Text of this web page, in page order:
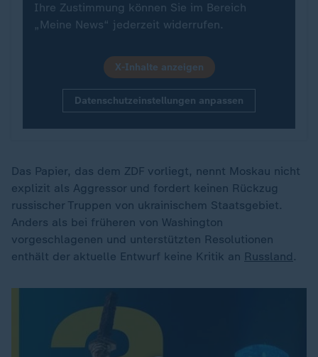
Ihre Zustimmung können Sie im Bereich
„Meine News“ jederzeit widerrufen.
X-Inhalte anzeigen
Datenschutzeinstellungen anpassen
Das Papier, das dem ZDF vorliegt, nennt Moskau nicht
explizit als Aggressor und fordert keinen Rückzug
russischer Truppen von ukrainischem Staatsgebiet.
Anders als bei früheren von Washington
vorgeschlagenen und unterstützten Resolutionen
enthält der aktuelle Entwurf keine Kritik an Russland .